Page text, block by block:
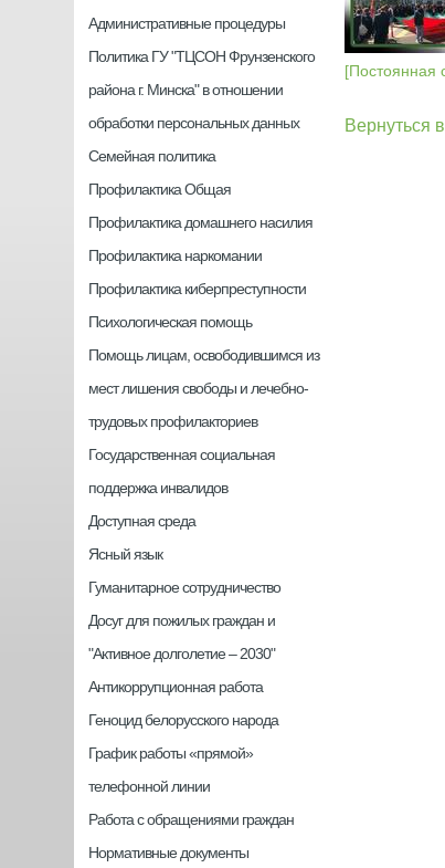
Административные процедуры
Политика ГУ "ТЦСОН Фрунзенского
района г. Минска" в отношении
обработки персональных данных
Семейная политика
Профилактика Общая
Профилактика домашнего насилия
Профилактика наркомании
Профилактика киберпреступности
Психологическая помощь
Помощь лицам, освободившимся из
мест лишения свободы и лечебно-
трудовых профилакториев
Государственная социальная
поддержка инвалидов
Доступная среда
Ясный язык
Гуманитарное сотрудничество
Досуг для пожилых граждан и
"Активное долголетие – 2030"
Антикоррупционная работа
Геноцид белорусского народа
График работы «прямой»
телефонной линии
Работа с обращениями граждан
Нормативные документы
[Постоянная
Вернуться